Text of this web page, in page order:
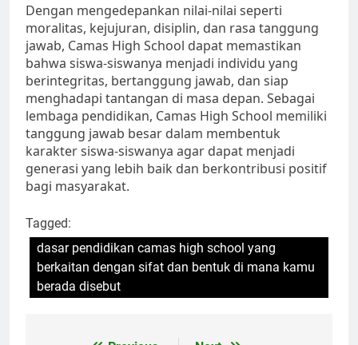
Dengan mengedepankan nilai-nilai seperti
moralitas, kejujuran, disiplin, dan rasa tanggung
jawab, Camas High School dapat memastikan
bahwa siswa-siswanya menjadi individu yang
berintegritas, bertanggung jawab, dan siap
menghadapi tantangan di masa depan. Sebagai
lembaga pendidikan, Camas High School memiliki
tanggung jawab besar dalam membentuk
karakter siswa-siswanya agar dapat menjadi
generasi yang lebih baik dan berkontribusi positif
bagi masyarakat.
Tagged:
dasar pendidikan camas high school yang
berkaitan dengan sifat dan bentuk di mana kamu
berada disebut